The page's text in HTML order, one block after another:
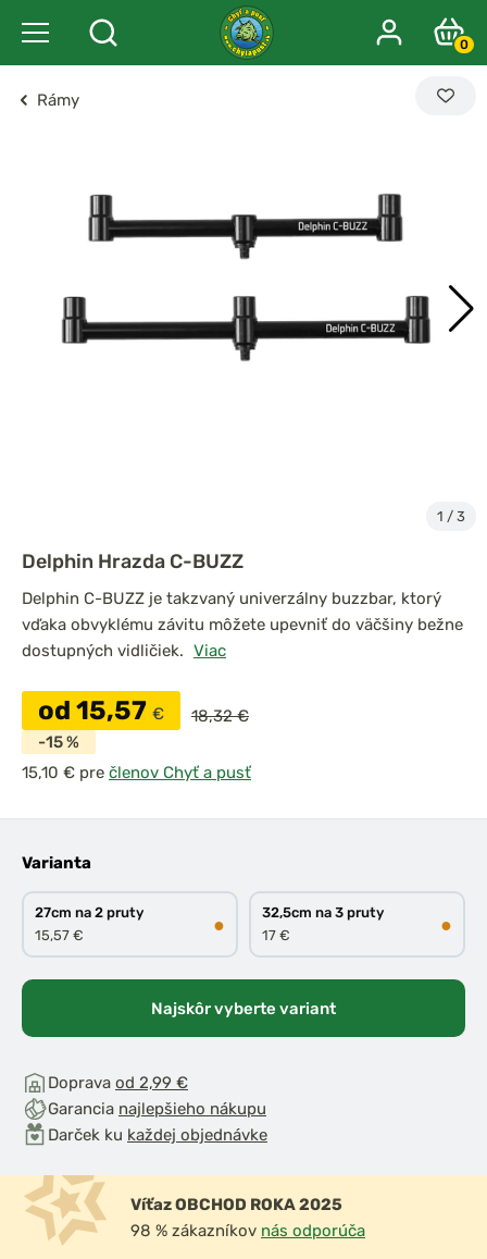
0
Tripod
Camo a 2
EASY
Mivardi Sada
Wireless 2+1
Rámy
1 / 3
Delphin Hrazda C-BUZZ
Delphin C-BUZZ je takzvaný univerzálny buzzbar, ktorý
vďaka obvyklému závitu môžete upevniť do väčšiny bežne
dostupných vidličiek. Viac
od 15,57 €
18,32 €
-15 %
pre členov Chyť a pusť
Varianta
27cm na 2 pruty
15,57 €
●
32,5cm na 3 pruty
17 €
●
Najskôr vyberte variant
Doprava od 2,99 €
Garancia najlepšieho nákupu
Darček ku každej objednávke
Víťaz OBCHOD ROKA 2025
98 % zákazníkov nás odporúča